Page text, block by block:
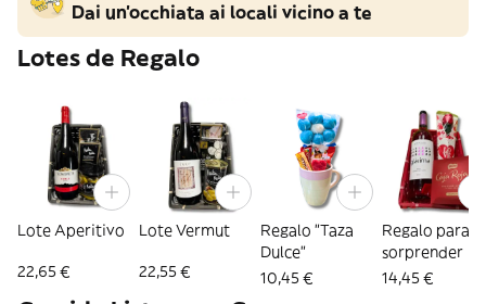
Dai un'occhiata ai locali vicino a te
Lotes de Regalo
Lote Aperitivo
22,65 €
Lote Vermut
22,55 €
Regalo "Taza
Dulce"
10,45 €
Regalo para
sorprender
14,45 €